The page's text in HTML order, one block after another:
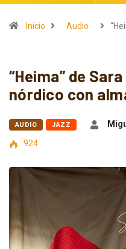
Inicio Audio
“Heima” de
nórdico con
AUDIO JAZZ
924